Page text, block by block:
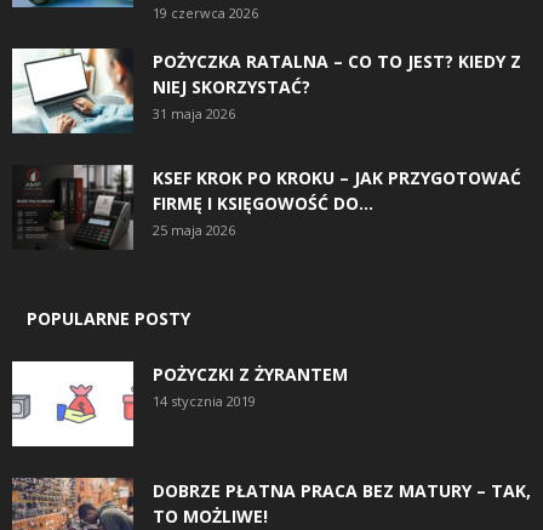
19 czerwca 2026
POŻYCZKA RATALNA – CO TO JEST? KIEDY Z
NIEJ SKORZYSTAĆ?
31 maja 2026
KSEF KROK PO KROKU – JAK PRZYGOTOWAĆ
FIRMĘ I KSIĘGOWOŚĆ DO...
25 maja 2026
POPULARNE POSTY
POŻYCZKI Z ŻYRANTEM
14 stycznia 2019
DOBRZE PŁATNA PRACA BEZ MATURY – TAK,
TO MOŻLIWE!